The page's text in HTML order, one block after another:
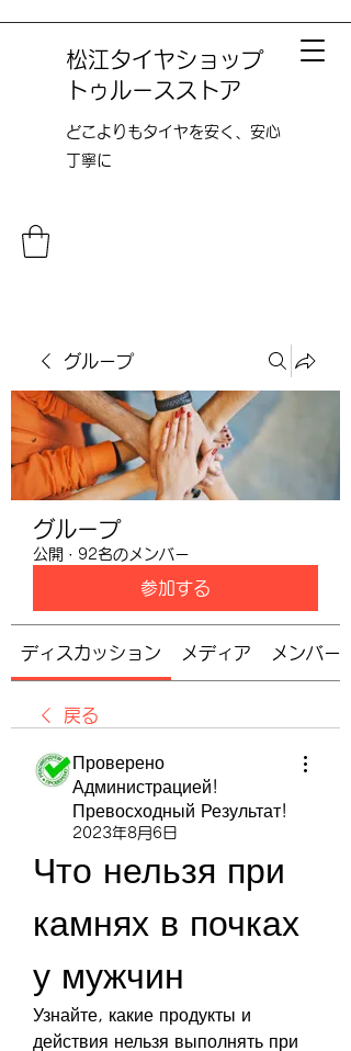
松江タイヤショップ
トゥルースストア
どこよりも​タイヤを安く、安心
丁寧に
グループ
グループ
公開 · 92名のメンバー
参加する
ディスカッション メディア メンバー
戻る
Проверено
Администрацией!
Превосходный Результат!
2023年8月6日
Что нельзя при
камнях в почках
у мужчин
Узнайте, какие продукты и
действия нельзя выполнять при